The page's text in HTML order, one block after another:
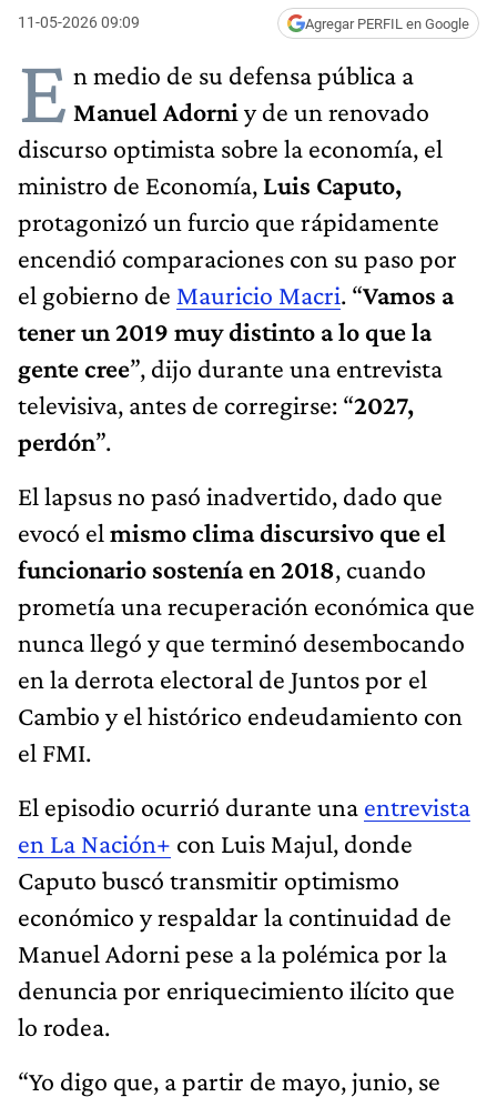
11-05-2026 09:09 Agregar PERFIL en Google
E n medio de su defensa pública a
Manuel Adorni y de un renovado
discurso optimista sobre la economía, el
ministro de Economía, Luis Caputo,
protagonizó un furcio que rápidamente
encendió comparaciones con su paso por
el gobierno de Mauricio Macri. “Vamos a
tener un 2019 muy distinto a lo que la
gente cree”, dijo durante una entrevista
televisiva, antes de corregirse: “2027,
perdón”.
El lapsus no pasó inadvertido, dado que
evocó el mismo clima discursivo que el
funcionario sostenía en 2018, cuando
prometía una recuperación económica que
nunca llegó y que terminó desembocando
en la derrota electoral de Juntos por el
Cambio y el histórico endeudamiento con
el FMI.
El episodio ocurrió durante una entrevista
en La Nación+ con Luis Majul, donde
Caputo buscó transmitir optimismo
económico y respaldar la continuidad de
Manuel Adorni pese a la polémica por la
denuncia por enriquecimiento ilícito que
lo rodea.
“Yo digo que, a partir de mayo, junio, se